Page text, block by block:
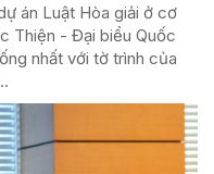
án Luật Hòa giải ở cơ
Thiện - Đại biểu Quốc
nhất với tờ trình của